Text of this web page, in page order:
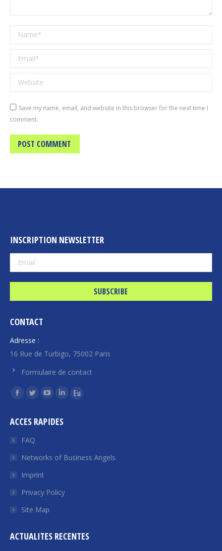
Name *
Email *
Website
Save my name, email, and website in this browser for the next time I
comment.
POST COMMENT
INSCRIPTION NEWSLETTER
CONTACT
Adresse :
16 Rue de Turbigo, 75002 Paris
Formulaire de contact
Find us on:
Facebook
opens
window
Twitter
opens
in
window
YouTube
opens
window
Linkedin
opens
window
Euroquity
window
ACCES RAPIDES
FAQ
Networks of Business Angels
Imprint
Privacy Policy
Site Map
ACTUALITES RECENTES